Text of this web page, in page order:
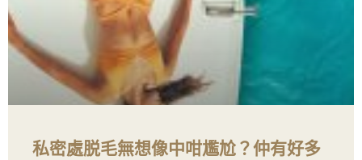
私密處脱毛無想像中咁尷尬？仲有好多